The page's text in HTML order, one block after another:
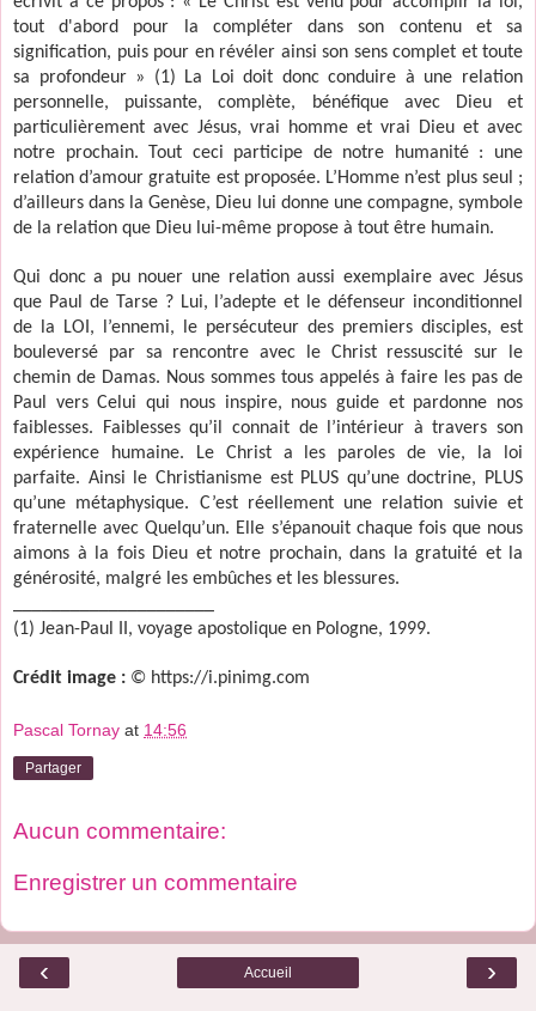
tout d'abord pour la compléter dans son contenu et sa
signification, puis pour en révéler ainsi son sens complet et toute
sa profondeur » (1) La Loi doit donc conduire à une relation
personnelle, puissante, complète, bénéfique avec Dieu et
particulièrement avec Jésus, vrai homme et vrai Dieu et avec
notre prochain. Tout ceci participe de notre humanité : une
relation d’amour gratuite est proposée. L’Homme n’est plus seul ;
d’ailleurs dans la Genèse, Dieu lui donne une compagne, symbole
de la relation que Dieu lui-même propose à tout être humain.
Qui donc a pu nouer une relation aussi exemplaire avec Jésus
que Paul de Tarse ? Lui, l’adepte et le défenseur inconditionnel
de la LOI, l’ennemi, le persécuteur des premiers disciples, est
bouleversé par sa rencontre avec le Christ ressuscité sur le
chemin de Damas. Nous sommes tous appelés à faire les pas de
Paul vers Celui qui nous inspire, nous guide et pardonne nos
faiblesses. Faiblesses qu’il connait de l’intérieur à travers son
expérience humaine. Le Christ a les paroles de vie, la loi
parfaite. Ainsi le Christianisme est PLUS qu’une doctrine, PLUS
qu’une métaphysique. C’est réellement une relation suivie et
fraternelle avec Quelqu’un. Elle s’épanouit chaque fois que nous
aimons à la fois Dieu et notre prochain, dans la gratuité et la
générosité, malgré les embûches et les blessures.
(1) Jean-Paul II, voyage apostolique en Pologne, 1999.
Crédit image : © https://i.pinimg.com
Pascal Tornay at 14:56
Partager
Aucun commentaire:
Enregistrer un commentaire
‹ ›
Accueil